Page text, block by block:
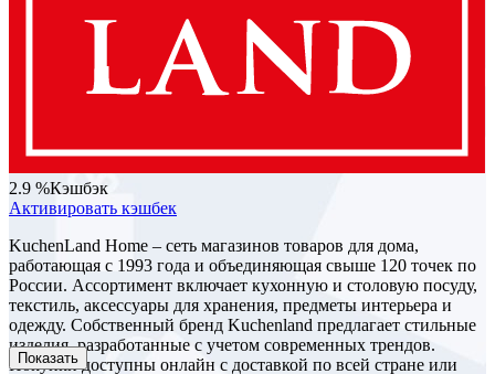
2.9 %Кэшбэк
Активировать кэшбек
KuchenLand Home – сеть магазинов товаров для дома,
работающая с 1993 года и объединяющая свыше 120 точек по
России. Ассортимент включает кухонную и столовую посуду,
текстиль, аксессуары для хранения, предметы интерьера и
одежду. Собственный бренд Kuchenland предлагает стильные
изделия, разработанные с учетом современных трендов.
Покупки доступны онлайн с доставкой по всей стране или
Показать